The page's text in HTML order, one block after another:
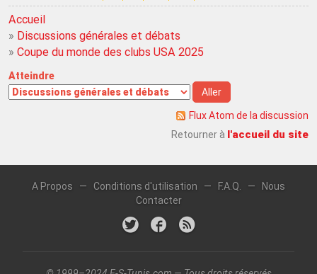
Accueil
» Discussions générales et débats
» Coupe du monde des clubs USA 2025
Atteindre
Flux Atom de la discussion
Retourner à l'accueil du site
A Propos — Conditions d'utilisation — F.A.Q. —
Nous
Contacter